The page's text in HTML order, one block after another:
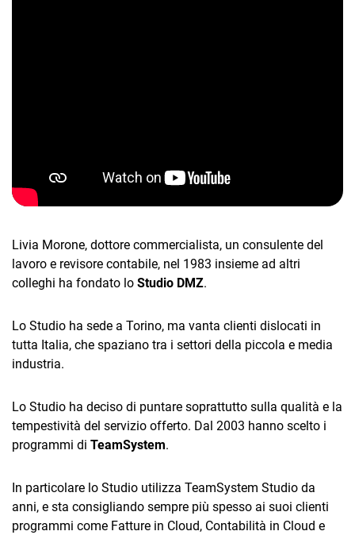
TeamSystem Corporate
Livia Morone, dottore commercialista, un consulente del
lavoro e revisore contabile, nel 1983 insieme ad altri
colleghi ha fondato lo Studio DMZ.
Lo Studio ha sede a Torino, ma vanta clienti dislocati in
tutta Italia, che spaziano tra i settori della piccola e media
industria.
Lo Studio ha deciso di puntare soprattutto sulla qualità e la
tempestività del servizio offerto. Dal 2003 hanno scelto i
programmi di TeamSystem.
In particolare lo Studio utilizza TeamSystem Studio da
anni, e sta consigliando sempre più spesso ai suoi clienti
programmi come Fatture in Cloud, Contabilità in Cloud e